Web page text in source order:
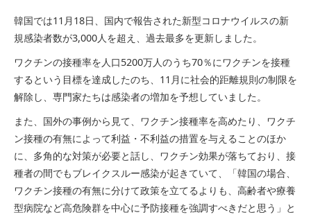
韓国では11月18日、国内で報告された新型コロナウイルスの新
規感染者数が3,000人を超え、過去最多を更新しました。
ワクチンの接種率を人口5200万人のうち70％にワクチンを接種
するという目標を達成したのち、11月に社会的距離規則の制限を
解除し、専門家たちは感染者の増加を予想していました。
また、国外の事例から見て、ワクチン接種率を高めたり、ワクチ
ン接種の有無によって利益・不利益の措置を与えることのほか
に、多角的な対策が必要と話し、ワクチン効果が落ちており、接
種者の間でもブレイクスルー感染が起きていて、「韓国の場合、
ワクチン接種の有無に分けて政策を立てるよりも、高齢者や療養
型病院など高危険群を中心に予防接種を強調すべきだと思う」と